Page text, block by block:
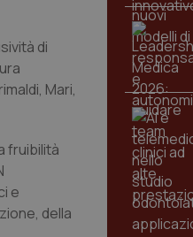
di
Mari,
fruibilità
e
della